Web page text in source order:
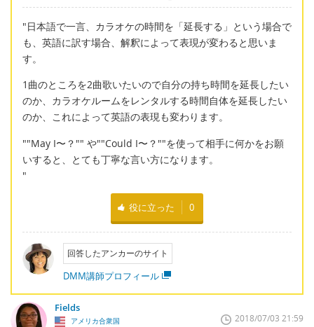
"日本語で一言、カラオケの時間を「延長する」という場合で
も、英語に訳す場合、解釈によって表現が変わると思いま
す。
1曲のところを2曲歌いたいので自分の持ち時間を延長したい
のか、カラオケルームをレンタルする時間自体を延長したい
のか、これによって英語の表現も変わります。
""May I〜？"" や""Could I〜？""を使って相手に何かをお願
いすると、とても丁寧な言い方になります。
"
役に立った 0
回答したアンカーのサイト
DMM講師プロフィール
Fields
アメリカ合衆国 2018/07/03 21:59